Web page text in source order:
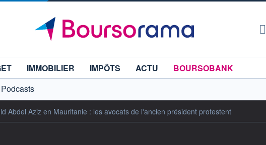
IMMOBILIER IMPÔTS ACTU
BOURSOBANK
Podcasts
Abdel Aziz en Mauritanie : les avocats de l'ancien président protestent